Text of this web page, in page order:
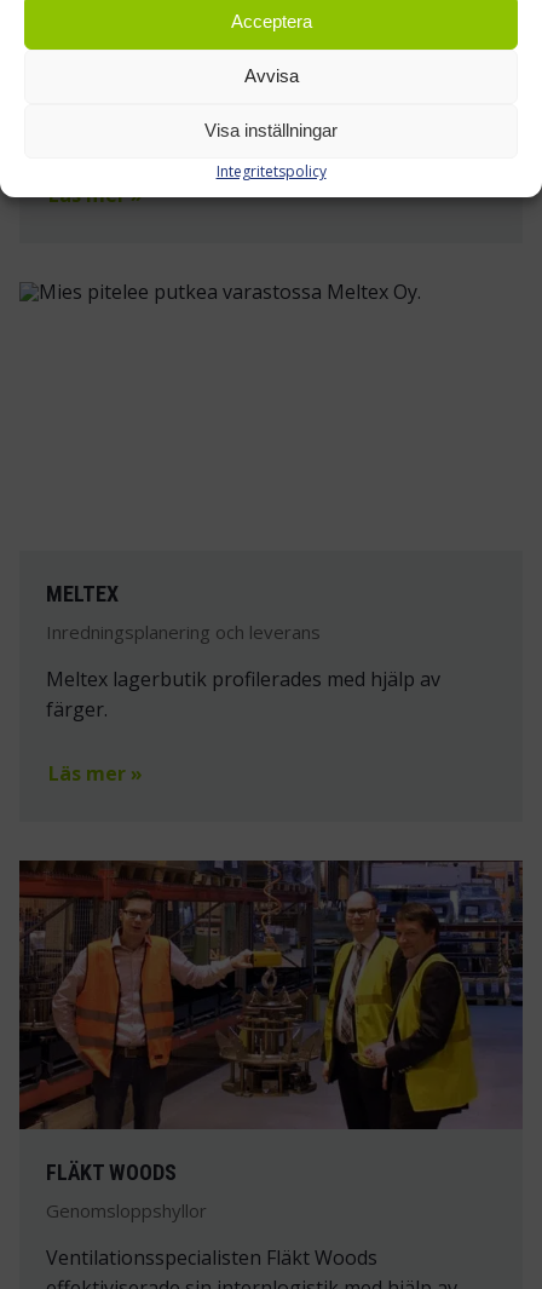
Acceptera
Avvisa
Visa inställningar
Integritetspolicy
3PL-aktören Warasto Finland effektiviserade sin
Läs mer »
MELTEX
Inredningsplanering och leverans
Meltex lagerbutik profilerades med hjälp av
färger.
Läs mer »
FLÄKT WOODS
Genomsloppshyllor
Ventilationsspecialisten Fläkt Woods